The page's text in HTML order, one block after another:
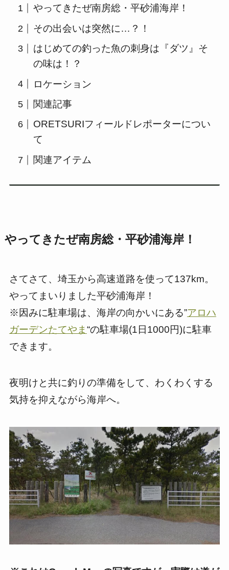
やってきたぜ南房総・平砂浦海岸！
その出会いは突然に…？！
はじめての釣った魚の刺身は『ダツ』そ
の味は！？
ロケーション
関連記事
ORETSURIフィールドレポーターについ
て
関連アイテム
やってきたぜ南房総・ 平砂浦海岸！
さてさて、埼玉から高速道路を使って137km。
やってまいりました平砂浦海岸！
※因みに駐車場は、海岸の向かいにある”アロハ
ガーデンたてやま“の駐車場(1日1000円)に駐車
できます。
夜明けと共に釣りの準備をして、わくわくする
気持を抑えながら海岸へ。